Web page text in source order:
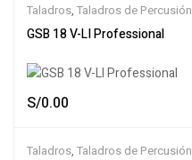
Taladros, Taladros de Percusión
GSB 18 V-LI Professional
S/0.00
Taladros, Taladros de Percusión